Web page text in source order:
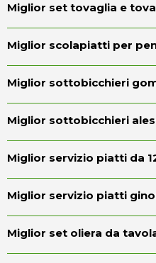
Miglior set tovaglia e
Miglior scolapiatti per
Miglior sottobicchieri
Miglior sottobicchieri
Miglior servizio piatti da
Miglior servizio piatti
Miglior set oliera da